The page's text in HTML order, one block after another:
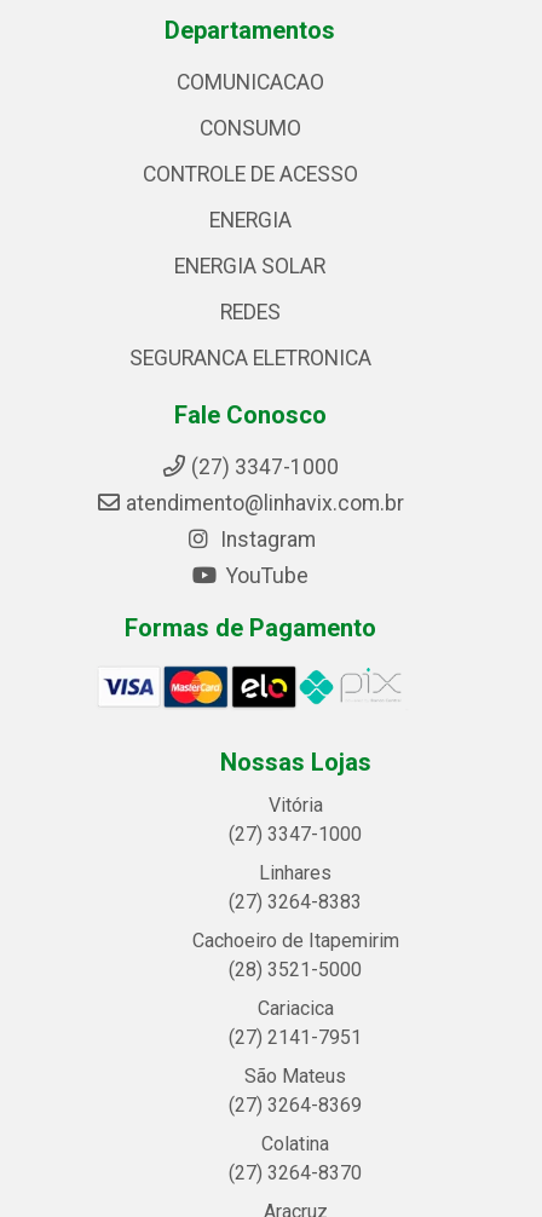
Departamentos
COMUNICACAO
CONSUMO
CONTROLE DE ACESSO
ENERGIA
ENERGIA SOLAR
REDES
SEGURANCA ELETRONICA
Fale Conosco
(27) 3347-1000
atendimento@linhavix.com.br
Instagram
YouTube
Formas de Pagamento
Nossas Lojas
Vitória
(27) 3347-1000
Linhares
(27) 3264-8383
Cachoeiro de Itapemirim
(28) 3521-5000
Cariacica
(27) 2141-7951
São Mateus
(27) 3264-8369
Colatina
(27) 3264-8370
Aracruz